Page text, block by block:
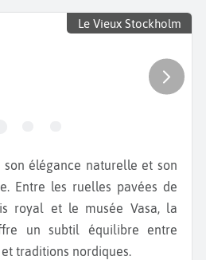
Le Vieux Stockholm
Entre les ruelles pavées de
royal et le musée Vasa, la
un subtil équilibre entre
traditions nordiques.